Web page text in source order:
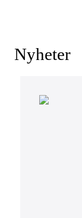
Nyheter